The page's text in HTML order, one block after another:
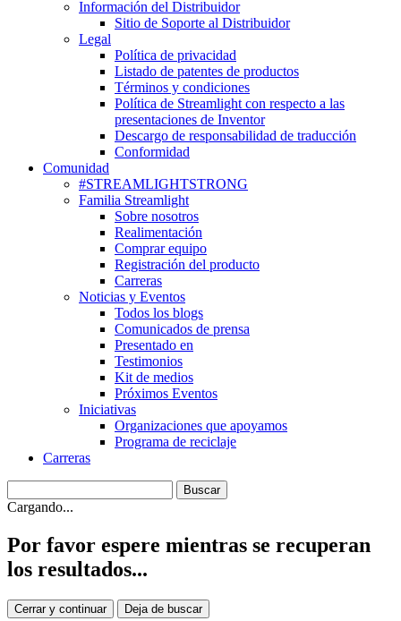
Información del Distribuidor
Sitio de Soporte al Distribuidor
Legal
Política de privacidad
Listado de patentes de productos
Términos y condiciones
Política de Streamlight con respecto a las
presentaciones de Inventor
Descargo de responsabilidad de traducción
Conformidad
Comunidad
#STREAMLIGHTSTRONG
Familia Streamlight
Sobre nosotros
Realimentación
Comprar equipo
Registración del producto
Carreras
Noticias y Eventos
Todos los blogs
Comunicados de prensa
Presentado en
Testimonios
Kit de medios
Próximos Eventos
Iniciativas
Organizaciones que apoyamos
Programa de reciclaje
Carreras
Cargando...
Por favor espere mientras se recuperan
los resultados...
Cerrar y continuar Deja de buscar